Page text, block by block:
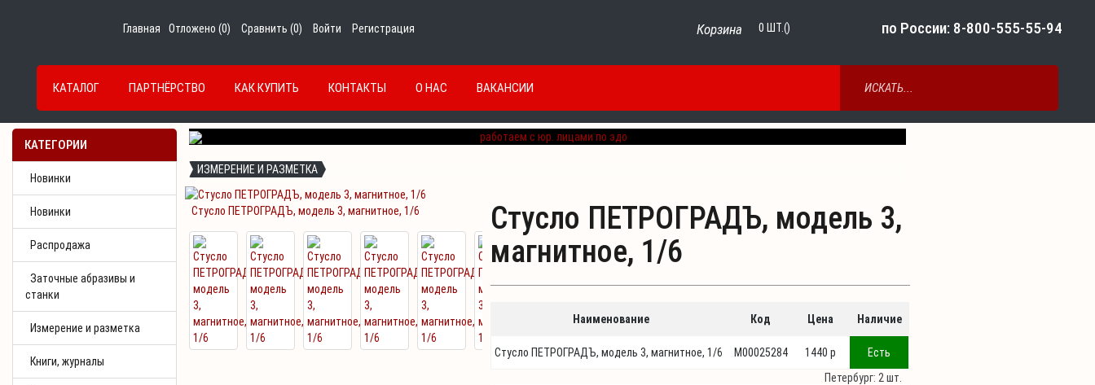
Главная Отложено (0) Сравнить (0) Войти Регистрация Корзина 0 ШТ.() по России: 8-800-555-55-94
КАТАЛОГ ПАРТНЁРСТВО КАК КУПИТЬ КОНТАКТЫ О НАС ВАКАНСИИ
КАТЕГОРИИ
Новинки
Новинки
Распродажа
Заточные абразивы и
станки
Измерение и разметка
Книги, журналы
Previous Next
ИЗМЕРЕНИЕ И РАЗМЕТКА
Стусло ПЕТРОГРАДЪ, модель 3, магнитное, 1/6
Стусло ПЕТРОГРАДЪ, модель 3,
магнитное, 1/6
Наименование Код Цена Наличие
Стусло ПЕТРОГРАДЪ, модель 3, магнитное, 1/6 М00025284 1440 p
Есть
Петербург: 2 шт.